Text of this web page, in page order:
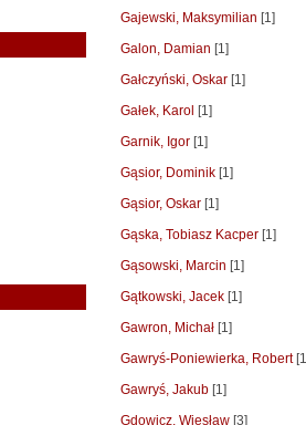
Gajewski, Maksymilian [1]
Galon, Damian [1]
Gałczyński, Oskar [1]
Gałek, Karol [1]
Garnik, Igor [1]
Gąsior, Dominik [1]
Gąsior, Oskar [1]
Gąska, Tobiasz Kacper [1]
Gąsowski, Marcin [1]
Gątkowski, Jacek [1]
Gawron, Michał [1]
Gawryś-Poniewierka, Robert
Gawryś, Jakub [1]
Gdowicz, Wiesław [3]